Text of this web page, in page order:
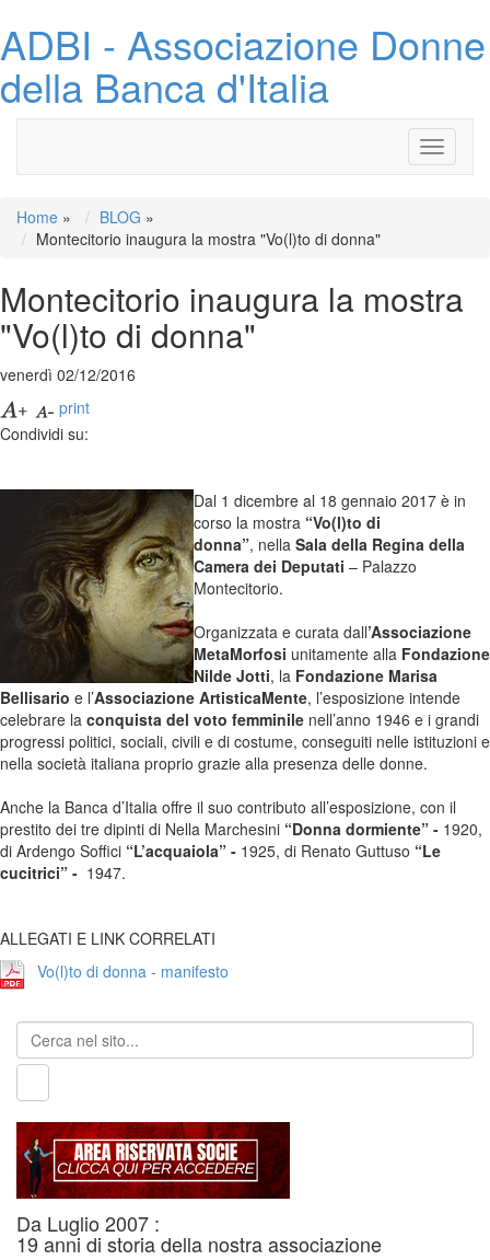
ADBI - Associazione Donne
della Banca d'Italia
Toggle
Home » BLOG »
Montecitorio inaugura la mostra "Vo(l)to di donna"
Montecitorio inaugura la mostra
"Vo(l)to di donna"
venerdì 02/12/2016
print
Condividi su:
Dal 1 dicembre al 18 gennaio 2017 è in
corso la mostra “Vo(l)to di
donna”, nella Sala della Regina della
Camera dei Deputati – Palazzo
Montecitorio.
Organizzata e curata dall’Associazione
MetaMorfosi unitamente alla Fondazione
Nilde Jotti, la Fondazione Marisa
Bellisario e l’Associazione ArtisticaMente, l’esposizione intende
celebrare la conquista del voto femminile nell’anno 1946 e i grandi
progressi politici, sociali, civili e di costume, conseguiti nelle istituzioni e
nella società italiana proprio grazie alla presenza delle donne.
Anche la Banca d’Italia offre il suo contributo all’esposizione, con il
prestito dei tre dipinti di Nella Marchesini “Donna dormiente” - 1920,
di Ardengo Soffici “L’acquaiola” - 1925, di Renato Guttuso “Le
cucitrici” - 1947.
ALLEGATI E LINK CORRELATI
Vo(l)to di donna - manifesto
Da Luglio 2007 :
19 anni di storia della nostra associazione